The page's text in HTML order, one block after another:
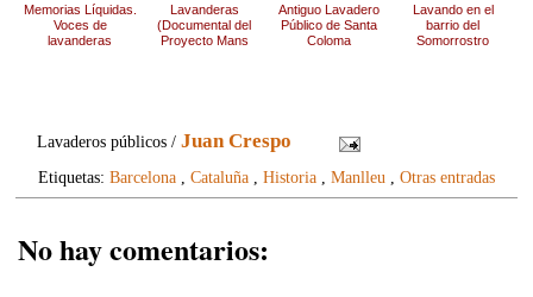
Memorias Líquidas.
Voces de
lavanderas
Lavanderas
(Documental del
Proyecto Mans
Antiguo Lavadero
Público de Santa
Coloma
Lavando en el
barrio del
Somorrostro
Lavaderos públicos /Juan Crespo
Etiquetas: Barcelona Cataluña Historia Manlleu Otras entradas
No hay comentarios: